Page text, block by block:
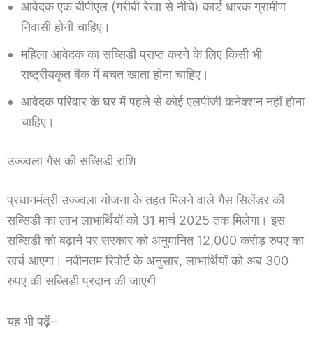
आवेदक एक बीपीएल (गरीबी रेखा से नीचे) कार्ड धारक ग्रामीण
निवासी होनी चाहिए।
महिला आवेदक का सब्सिडी प्राप्त करने के लिए किसी भी
राष्ट्रीयकृत बैंक में बचत खाता होना चाहिए।
आवेदक परिवार के घर में पहले से कोई एलपीजी कनेक्शन नहीं होना
चाहिए।
उज्ज्वला गैस की सब्सिडी राशि
प्रधानमंत्री उज्ज्वला योजना के तहत मिलने वाले गैस सिलेंडर की
सब्सिडी का लाभ लाभार्थियों को 31 मार्च 2025 तक मिलेगा। इस
सब्सिडी को बढ़ाने पर सरकार को अनुमानित 12,000 करोड़ रुपए का
खर्च आएगा। नवीनतम रिपोर्ट के अनुसार, लाभार्थियों को अब 300
रुपए की सब्सिडी प्रदान की जाएगी
यह भी पढ़ें–